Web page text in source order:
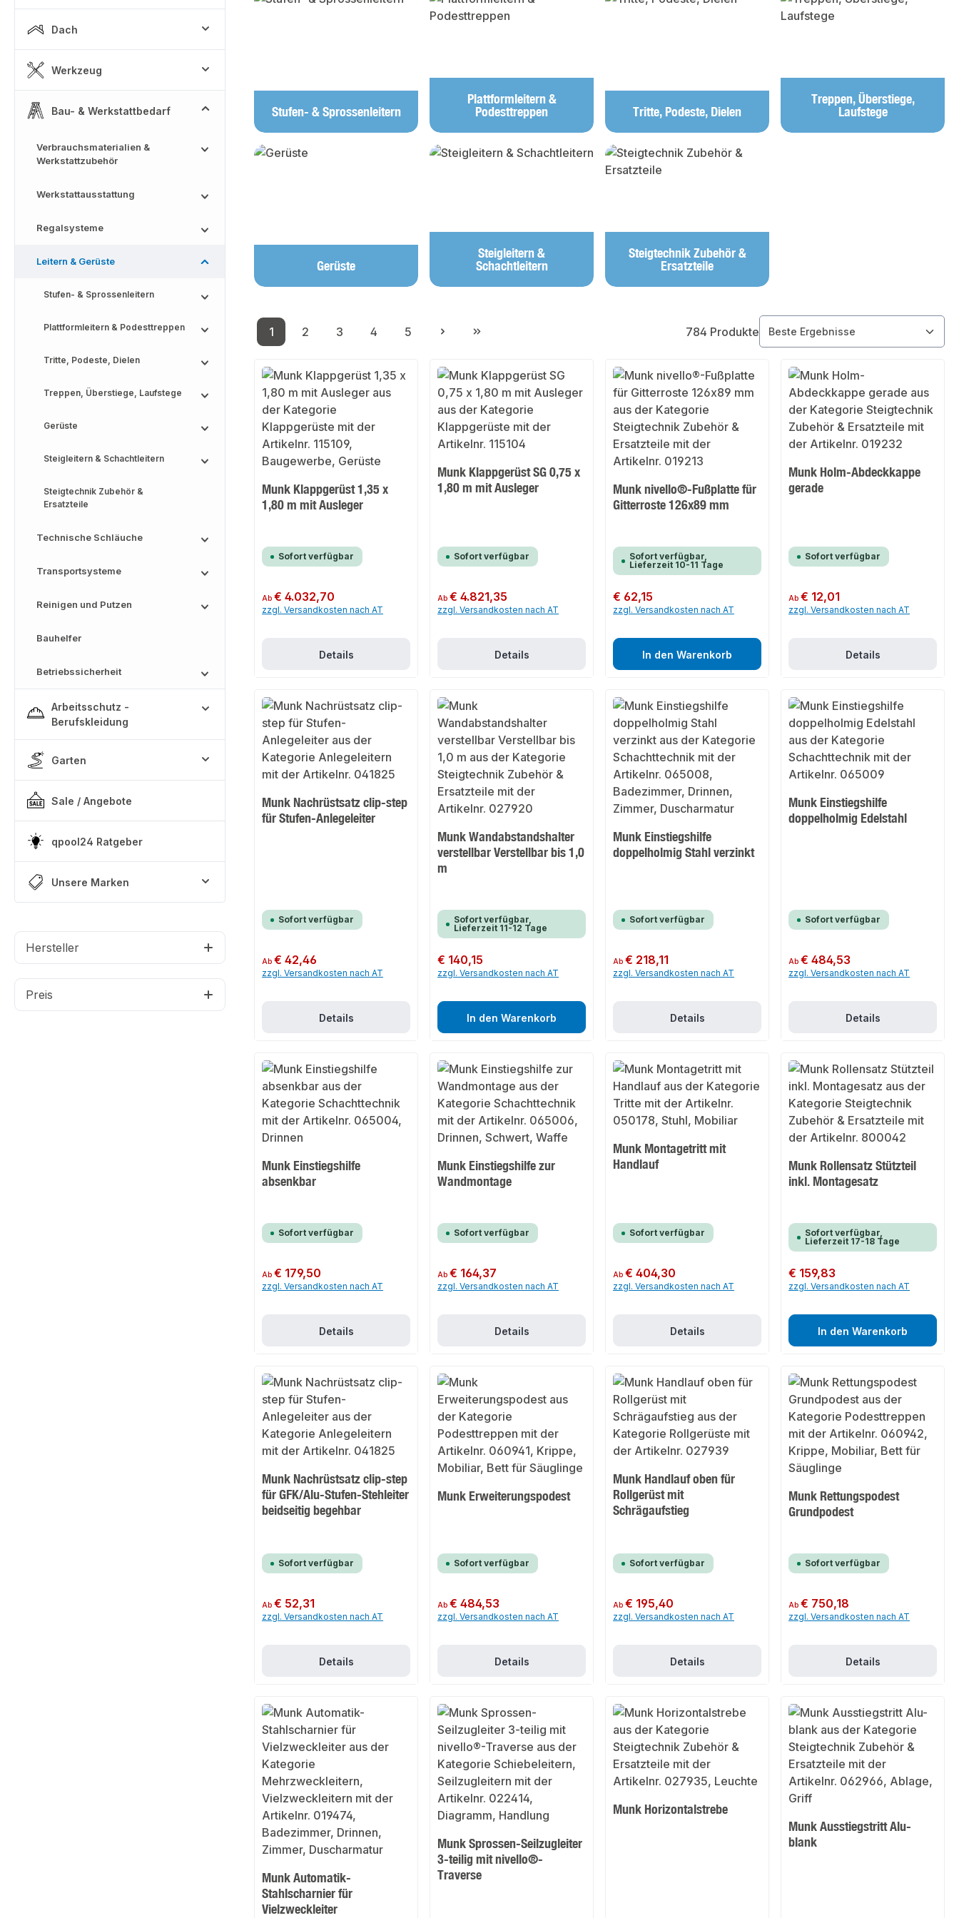
Dach
Werkzeug
Bau- & Werkstattbedarf
Verbrauchsmaterialien &
Werkstattzubehör
Werkstattausstattung
Regalsysteme
Leitern & Gerüste
Stufen- & Sprossenleitern
Plattformleitern & Podesttreppen
Tritte, Podeste, Dielen
Treppen, Überstiege, Laufstege
Gerüste
Steigleitern & Schachtleitern
Steigtechnik Zubehör &
Ersatzteile
Technische Schläuche
Transportsysteme
Reinigen und Putzen
Bauhelfer
Betriebssicherheit
Arbeitsschutz -
Berufskleidung
Garten
Sale / Angebote
qpool24 Ratgeber
Unsere Marken
Hersteller
Preis
Stufen- & Sprossenleitern
Plattformleitern &
Podesttreppen
Tritte, Podeste, Dielen
Treppen, Überstiege,
Laufstege
Gerüste
Steigleitern &
Schachtleitern
Steigtechnik Zubehör &
Ersatzteile
Seite
1
Seite
2
Seite
3
Seite
4
Seite
5 784 Produkte
Munk Klappgerüst 1,35 x
1,80 m mit Ausleger
Sofort verfügbar
Regulärer Preis:
Ab€ 4.032,70
zzgl. Versandkosten nach AT
Details
Munk Klappgerüst SG 0,75 x
1,80 m mit Ausleger
Sofort verfügbar
Regulärer Preis:
Ab€ 4.821,35
zzgl. Versandkosten nach AT
Details
Munk nivello®-Fußplatte für
Gitterroste 126x89 mm
Sofort verfügbar,
Lieferzeit 10-11 Tage
Regulärer Preis:
€ 62,15
zzgl. Versandkosten nach AT
In den Warenkorb
Munk Holm-Abdeckkappe
gerade
Sofort verfügbar
Regulärer Preis:
Ab€ 12,01
zzgl. Versandkosten nach AT
Details
Munk Nachrüstsatz clip-step
für Stufen-Anlegeleiter
Sofort verfügbar
Regulärer Preis:
Ab€ 42,46
zzgl. Versandkosten nach AT
Details
Munk Wandabstandshalter
verstellbar Verstellbar bis 1,0
m
Sofort verfügbar,
Lieferzeit 11-12 Tage
Regulärer Preis:
€ 140,15
zzgl. Versandkosten nach AT
In den Warenkorb
Munk Einstiegshilfe
doppelholmig Stahl verzinkt
Sofort verfügbar
Regulärer Preis:
Ab€ 218,11
zzgl. Versandkosten nach AT
Details
Munk Einstiegshilfe
doppelholmig Edelstahl
Sofort verfügbar
Regulärer Preis:
Ab€ 484,53
zzgl. Versandkosten nach AT
Details
Munk Einstiegshilfe
absenkbar
Sofort verfügbar
Regulärer Preis:
Ab€ 179,50
zzgl. Versandkosten nach AT
Details
Munk Einstiegshilfe zur
Wandmontage
Sofort verfügbar
Regulärer Preis:
Ab€ 164,37
zzgl. Versandkosten nach AT
Details
Munk Montagetritt mit
Handlauf
Sofort verfügbar
Regulärer Preis:
Ab€ 404,30
zzgl. Versandkosten nach AT
Details
Munk Rollensatz Stützteil
inkl. Montagesatz
Sofort verfügbar,
Lieferzeit 17-18 Tage
Regulärer Preis:
€ 159,83
zzgl. Versandkosten nach AT
In den Warenkorb
Munk Nachrüstsatz clip-step
für GFK/Alu-Stufen-Stehleiter
beidseitig begehbar
Sofort verfügbar
Regulärer Preis:
Ab€ 52,31
zzgl. Versandkosten nach AT
Details
Munk Erweiterungspodest
Sofort verfügbar
Regulärer Preis:
Ab€ 484,53
zzgl. Versandkosten nach AT
Details
Munk Handlauf oben für
Rollgerüst mit
Schrägaufstieg
Sofort verfügbar
Regulärer Preis:
Ab€ 195,40
zzgl. Versandkosten nach AT
Details
Munk Rettungspodest
Grundpodest
Sofort verfügbar
Regulärer Preis:
Ab€ 750,18
zzgl. Versandkosten nach AT
Details
Munk Automatik-
Stahlscharnier für
Vielzweckleiter
Munk Sprossen-Seilzugleiter
3-teilig mit nivello®-
Traverse
Munk Horizontalstrebe
Munk Ausstiegstritt Alu-
blank